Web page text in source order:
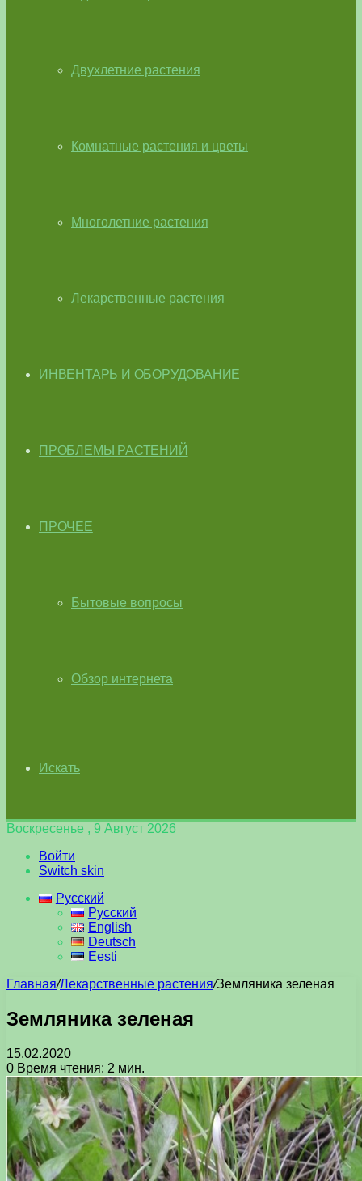
Двухлетние растения
Комнатные растения и цветы
Многолетние растения
Лекарственные растения
ИНВЕНТАРЬ И ОБОРУДОВАНИЕ
ПРОБЛЕМЫ РАСТЕНИЙ
ПРОЧЕЕ
Бытовые вопросы
Обзор интернета
Искать
Воскресенье , 9 Август 2026
Войти
Switch skin
Русский
Русский
English
Deutsch
Eesti
Главная/Лекарственные растения/Земляника зеленая
Земляника зеленая
15.02.2020
0 Время чтения: 2 мин.